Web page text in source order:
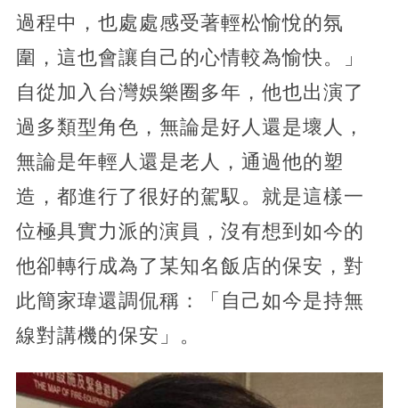
過程中，也處處感受著輕松愉悅的氛
圍，這也會讓自己的心情較為愉快。」
自從加入台灣娛樂圈多年，他也出演了
過多類型角色，無論是好人還是壞人，
無論是年輕人還是老人，通過他的塑
造，都進行了很好的駕馭。就是這樣一
位極具實力派的演員，沒有想到如今的
他卻轉行成為了某知名飯店的保安，對
此簡家瑋還調侃稱：「自己如今是持無
線對講機的保安」。